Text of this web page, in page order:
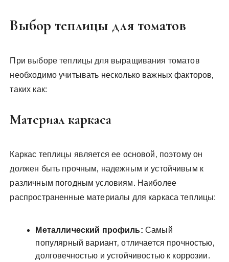
Выбор теплицы для томатов
При выборе теплицы для выращивания томатов
необходимо учитывать несколько важных факторов‚
таких как:
Материал каркаса
Каркас теплицы является ее основой‚ поэтому он
должен быть прочным‚ надежным и устойчивым к
различным погодным условиям. Наиболее
распространенные материалы для каркаса теплицы:
Металлический профиль: Самый
популярный вариант‚ отличается прочностью‚
долговечностью и устойчивостью к коррозии.